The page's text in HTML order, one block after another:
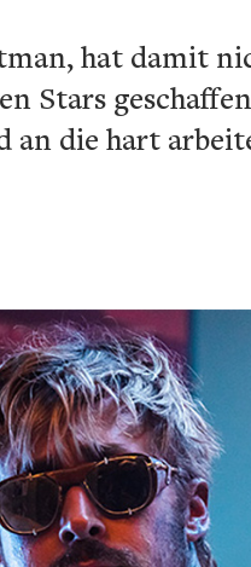
hat damit
Stars
die hart